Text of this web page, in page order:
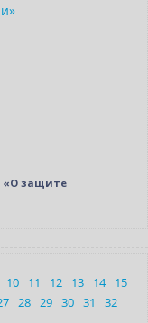
«О защите
10 11 12 13 14
15
28 29 30 31
32